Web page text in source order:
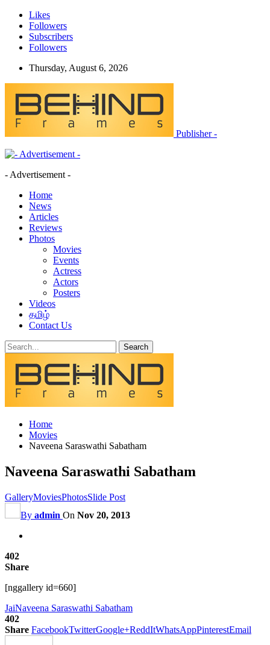
Likes
Followers
Subscribers
Followers
Thursday, August 6, 2026
Publisher -
- Advertisement -
Home
News
Articles
Reviews
Photos
Movies
Events
Actress
Actors
Posters
Videos
தமிழ்
Contact Us
Home
Movies
Naveena Saraswathi Sabatham
Naveena Saraswathi Sabatham
GalleryMoviesPhotosSlide Post
By admin On Nov 20, 2013
402
Share
[nggallery id=660]
JaiNaveena Saraswathi Sabatham
402
Share FacebookTwitterGoogle+ReddItWhatsAppPinterestEmail